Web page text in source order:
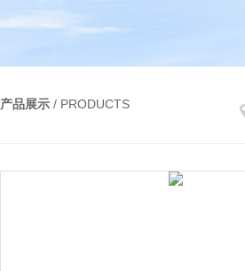
产品展示 / PRODUCTS